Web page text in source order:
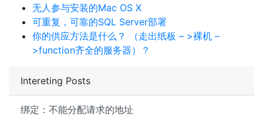
Intereting Posts
绑定：不能分配请求的地址
无人参与安装的Mac OS X
可重复，可靠的SQL Server部署
你的供应方法是什么？ （走出纸板 – >裸机 –
>function齐全的服务器）？